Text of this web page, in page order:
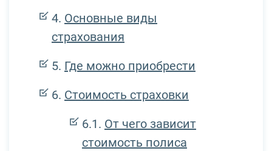
Основные виды
страхования
Где можно приобрести
Стоимость страховки
От чего зависит
стоимость полиса